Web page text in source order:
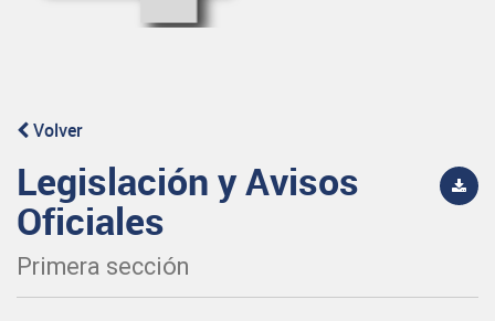
Volver
Legislación y Avisos
Oficiales
Primera sección